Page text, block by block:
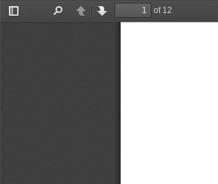
Toggle
PreviousNext
of 12